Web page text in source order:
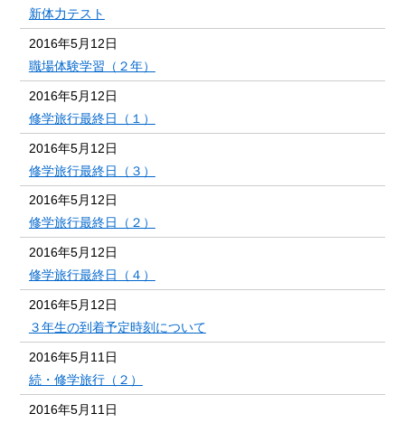
新体力テスト
2016年5月12日
職場体験学習（２年）
2016年5月12日
修学旅行最終日（１）
2016年5月12日
修学旅行最終日（３）
2016年5月12日
修学旅行最終日（２）
2016年5月12日
修学旅行最終日（４）
2016年5月12日
３年生の到着予定時刻について
2016年5月11日
続・修学旅行（２）
2016年5月11日